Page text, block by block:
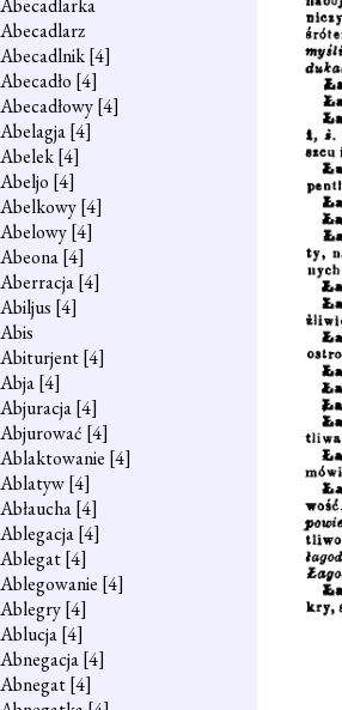
Abecadlarka
Abecadlarz
Abecadlnik[4]
Abecadło [4]
Abecadłowy[4]
Abelagja[4]
Abelek[4]
Abeljo [4]
Abelkowy[4]
Abelowy[4]
Abeona[4]
Aberracja[4]
Abiljus [4]
Abis
Abiturjent[4]
Abja[4]
Abjuracja[4]
Abjurować [4]
Ablaktowanie [4]
Ablatyw[4]
Abłaucha[4]
Ablegacja[4]
Ablegat[4]
Ablegowanie [4]
Ablegry[4]
Ablucja[4]
Abnegacja[4]
Abnegat[4]